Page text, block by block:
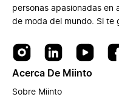
personas apasionadas en
de moda del mundo. Si te
Acerca De Miinto
Sobre Miinto